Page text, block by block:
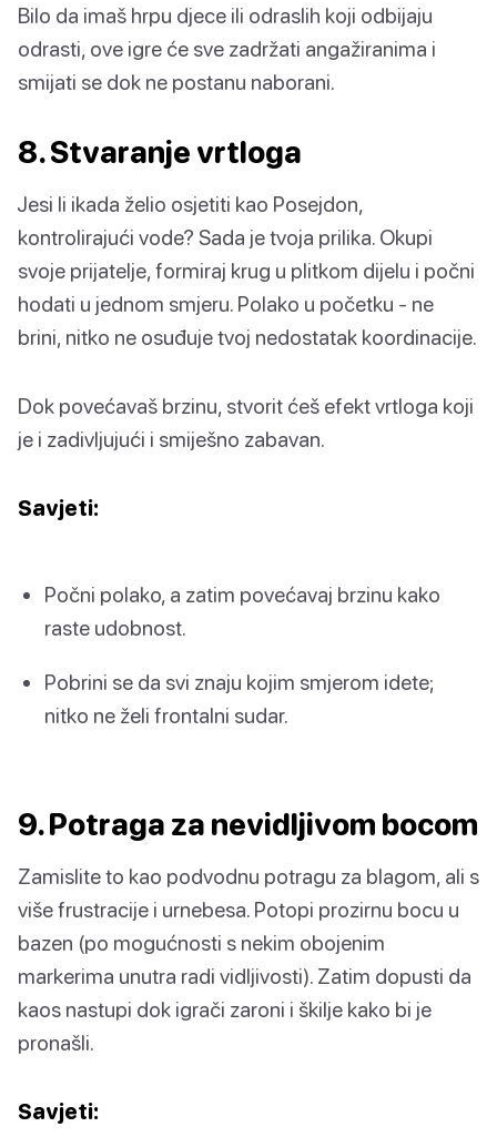
Bilo da imaš hrpu djece ili odraslih koji odbijaju
odrasti, ove igre će sve zadržati angažiranima i
smijati se dok ne postanu naborani.
8. Stvaranje vrtloga
Jesi li ikada želio osjetiti kao Posejdon,
kontrolirajući vode? Sada je tvoja prilika. Okupi
svoje prijatelje, formiraj krug u plitkom dijelu i počni
hodati u jednom smjeru. Polako u početku - ne
brini, nitko ne osuđuje tvoj nedostatak koordinacije.
Dok povećavaš brzinu, stvorit ćeš efekt vrtloga koji
je i zadivljujući i smiješno zabavan.
Savjeti:
Počni polako, a zatim povećavaj brzinu kako
raste udobnost.
Pobrini se da svi znaju kojim smjerom idete;
nitko ne želi frontalni sudar.
9. Potraga za nevidljivom bocom
Zamislite to kao podvodnu potragu za blagom, ali s
više frustracije i urnebesa. Potopi prozirnu bocu u
bazen (po mogućnosti s nekim obojenim
markerima unutra radi vidljivosti). Zatim dopusti da
kaos nastupi dok igrači zaroni i škilje kako bi je
pronašli.
Savjeti: